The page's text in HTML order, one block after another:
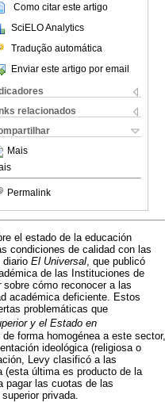
Como citar este artigo
SciELO Analytics
Tradução automática
Enviar este artigo por email
relacionados
Mais
Permalink
el estado de la educación
condiciones de calidad con las
diario El Universal, que publicó
de las Instituciones de
sobre cómo reconocer a las
académica deficiente. Estos
problemáticas que
y el Estado en
forma homogénea a este sector,
ideológica (religiosa o
Levy clasificó a las
(esta última es producto de la
pagar las cuotas de las
privada.